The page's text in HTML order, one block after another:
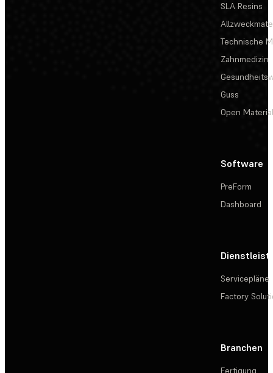
SLA Resins
Technische
Zahnmedizin
Guss
Open
Software
PreForm
Dashboard
Servicepläne
Factory
Branchen
Fertigung